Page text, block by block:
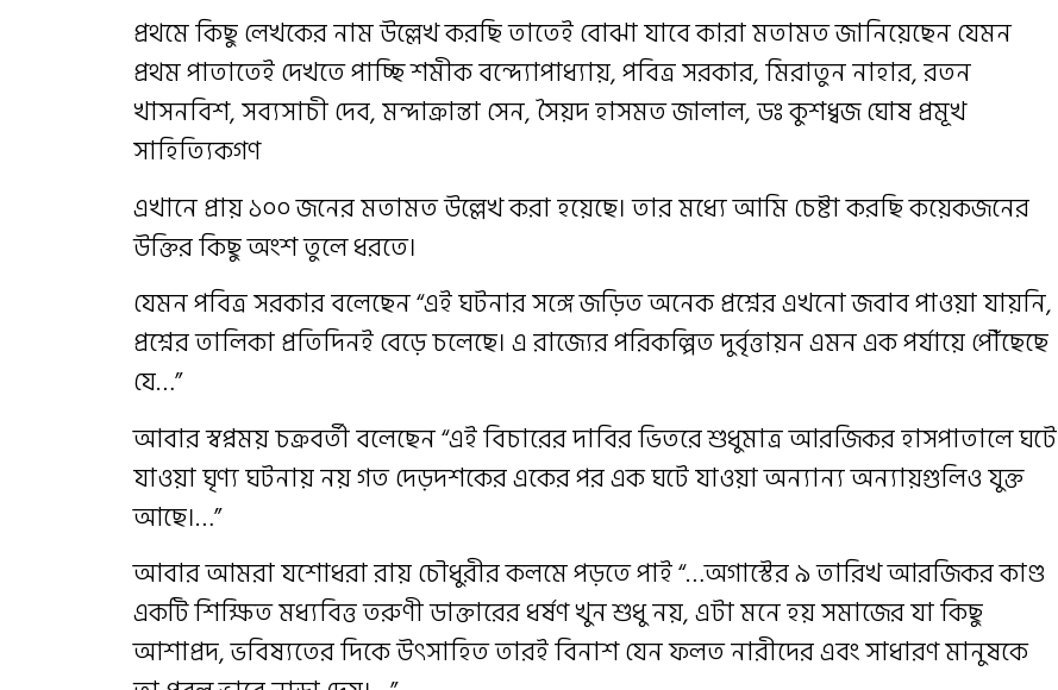
প্রথমে কিছু লেখকের নাম উল্লেখ করছি তাতেই বোঝা যাবে কারা মতামত জানিয়েছেন যেমন
প্রথম পাতাতেই দেখতে পাচ্ছি শমীক বন্দ্যোপাধ্যায়, পবিত্র সরকার, মিরাতুন নাহার, রতন
খাসনবিশ, সব্যসাচী দেব, মন্দাক্রান্তা সেন, সৈয়দ হাসমত জালাল, ডঃ কুশধ্বজ ঘোষ প্রমূখ
সাহিত্যিকগণ
এখানে প্রায় ১০০ জনের মতামত উল্লেখ করা হয়েছে। তার মধ্যে আমি চেষ্টা করছি কয়েকজনের
উক্তির কিছু অংশ তুলে ধরতে।
যেমন পবিত্র সরকার বলেছেন “এই ঘটনার সঙ্গে জড়িত অনেক প্রশ্নের এখনো জবাব পাওয়া যায়নি,
প্রশ্নের তালিকা প্রতিদিনই বেড়ে চলেছে। এ রাজ্যের পরিকল্পিত দুর্বৃত্তায়ন এমন এক পর্যায়ে পৌঁছেছে
যে…”
আবার স্বপ্নময় চক্রবর্তী বলেছেন “এই বিচারের দাবির ভিতরে শুধুমাত্র আরজিকর হাসপাতালে ঘটে
যাওয়া ঘৃণ্য ঘটনায় নয় গত দেড়দশকের একের পর এক ঘটে যাওয়া অন্যান্য অন্যায়গুলিও যুক্ত
আছে।…”
আবার আমরা যশোধরা রায় চৌধুরীর কলমে পড়তে পাই “…অগাস্টের ৯ তারিখ আরজিকর কাণ্ড
একটি শিক্ষিত মধ্যবিত্ত তরুণী ডাক্তারের ধর্ষণ খুন শুধু নয়, এটা মনে হয় সমাজের যা কিছু
আশাপ্রদ, ভবিষ্যতের দিকে উৎসাহিত তারই বিনাশ যেন ফলত নারীদের এবং সাধারণ মানুষকে